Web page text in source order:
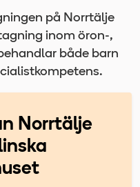
på Norrtälje
inom öron-,
både barn
Norrtälje